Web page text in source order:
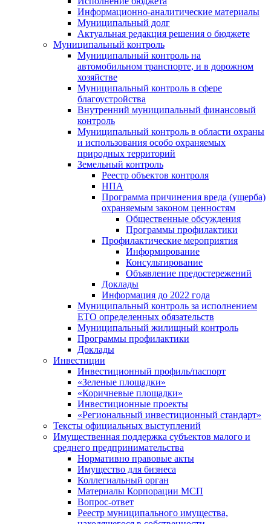
Информационно-аналитические материалы
Муниципальный долг
Актуальная редакция решения о бюджете
Муниципальный контроль
Муниципальный контроль на
автомобильном транспорте, и в дорожном
хозяйстве
Муниципальный контроль в сфере
благоустройства
Внутренний муниципальный финансовый
контроль
Муниципальный контроль в области охраны
и использования особо охраняемых
природных территорий
Земельный контроль
Реестр объектов контроля
НПА
Программа причинения вреда (ущерба)
охраняемым законом ценностям
Общественные обсуждения
Программы профилактики
Профилактические мероприятия
Информирование
Консультирование
Объявление предостережений
Доклады
Информация до 2022 года
Муниципальный контроль за исполнением
ЕТО определенных обязательств
Муниципальный жилищный контроль
Программы профилактики
Доклады
Инвестиции
Инвестиционный профиль/паспорт
«Зеленые площадки»
«Коричневые площадки»
Инвестиционные проекты
«Региональный инвестиционный стандарт»
Тексты официальных выступлений
Имущественная поддержка субъектов малого и
среднего предпринимательства
Нормативно правовые акты
Имущество для бизнеса
Коллегиальный орган
Материалы Корпорации МСП
Вопрос-ответ
Реестр муниципального имущества,